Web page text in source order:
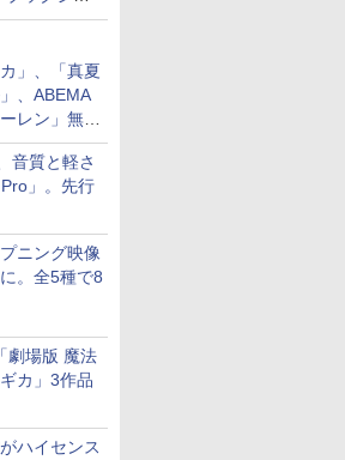
以下
」、「真夏
、ABEMA
レン」無料
番・配信情
音質と軽さ
」。先行
ニング映像
。全5種で8
劇場版 魔法
カ」3作品
ハイセンス